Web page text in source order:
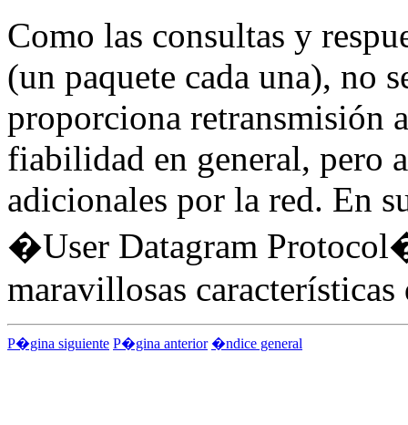
Como las consultas y
(un paquete cada una), no
proporciona retransmisión
fiabilidad en general, pero
adicionales por la red. En
�User Datagram
maravillosas
P�gina siguiente P�gina anterior �ndice general